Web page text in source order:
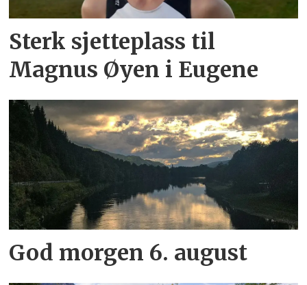
Sterk sjetteplass til
Magnus Øyen i Eugene
God morgen 6. august